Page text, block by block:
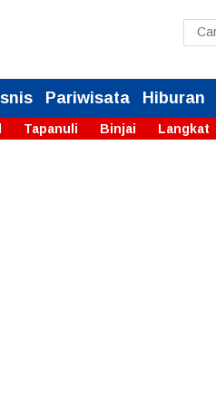
Pariwisata Hiburan
Tapanuli Binjai Langkat